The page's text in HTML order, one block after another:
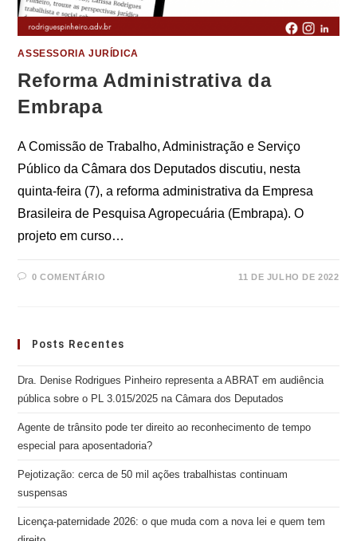
ASSESSORIA JURÍDICA
Reforma Administrativa da
Embrapa
A Comissão de Trabalho, Administração e Serviço
Público da Câmara dos Deputados discutiu, nesta
quinta-feira (7), a reforma administrativa da Empresa
Brasileira de Pesquisa Agropecuária (Embrapa). O
projeto em curso…
0 COMENTÁRIO 11 DE JULHO DE 2022
Posts Recentes
Dra. Denise Rodrigues Pinheiro representa a ABRAT em audiência
pública sobre o PL 3.015/2025 na Câmara dos Deputados
Agente de trânsito pode ter direito ao reconhecimento de tempo
especial para aposentadoria?
Pejotização: cerca de 50 mil ações trabalhistas continuam
suspensas
Licença-paternidade 2026: o que muda com a nova lei e quem tem